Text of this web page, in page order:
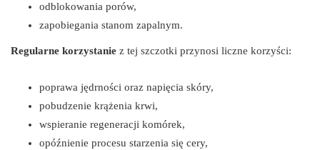
odblokowania porów,
zapobiegania stanom zapalnym.
Regularne korzystanie z tej szczotki przynosi liczne korzyści:
poprawa jędrności oraz napięcia skóry,
pobudzenie krążenia krwi,
wspieranie regeneracji komórek,
opóźnienie procesu starzenia się cery,